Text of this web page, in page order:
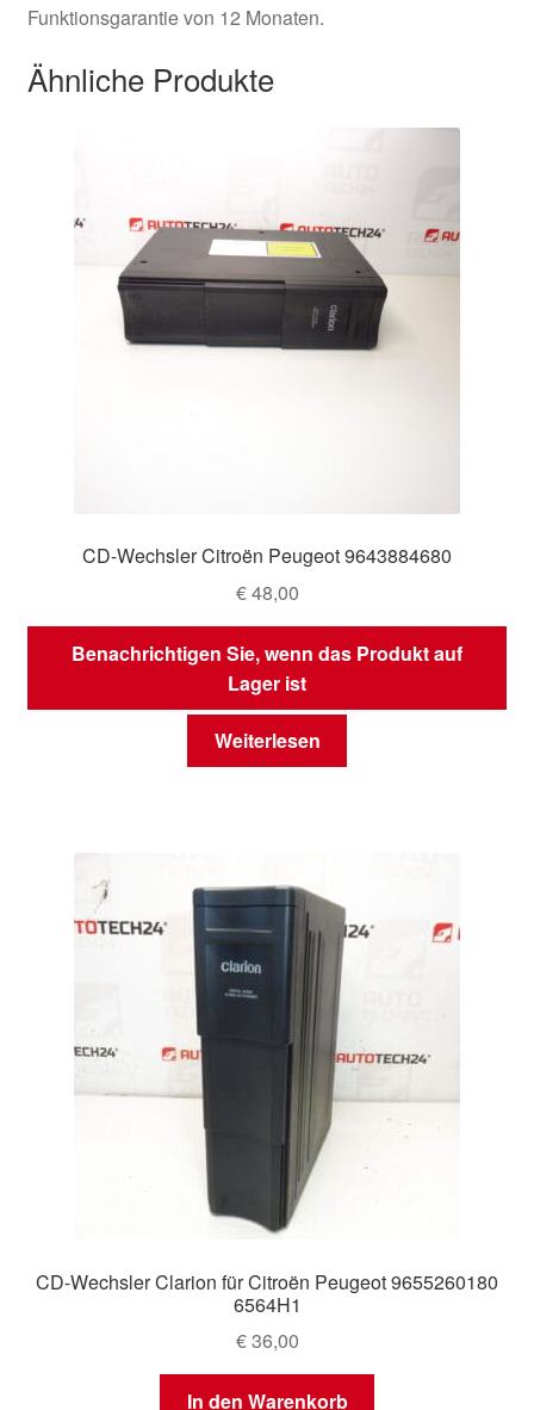
Funktionsgarantie von 12 Monaten.
Ähnliche Produkte
CD-Wechsler Citroën Peugeot 9643884680
€48,00
Benachrichtigen Sie, wenn das Produkt auf
Lager ist
Weiterlesen
CD-Wechsler Clarion für Citroën Peugeot 9655260180
6564H1
€36,00
In den Warenkorb